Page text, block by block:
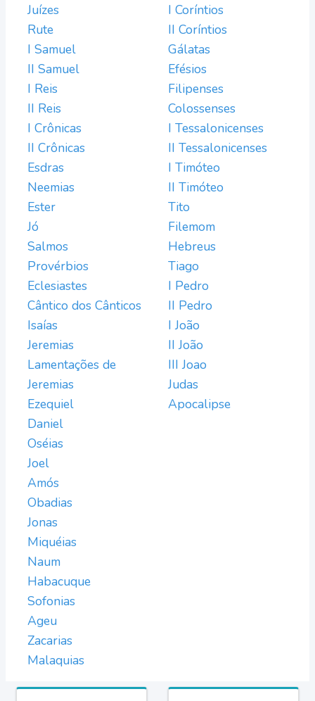
Juízes
Rute
I Samuel
II Samuel
I Reis
II Reis
I Crônicas
II Crônicas
Esdras
Neemias
Ester
Jó
Salmos
Provérbios
Eclesiastes
Cântico dos Cânticos
Isaías
Jeremias
Lamentações de
Jeremias
Ezequiel
Daniel
Oséias
Joel
Amós
Obadias
Jonas
Miquéias
Naum
Habacuque
Sofonias
Ageu
Zacarias
Malaquias
I Coríntios
II Coríntios
Gálatas
Efésios
Filipenses
Colossenses
I Tessalonicenses
II Tessalonicenses
I Timóteo
II Timóteo
Tito
Filemom
Hebreus
Tiago
I Pedro
II Pedro
I João
II João
III Joao
Judas
Apocalipse